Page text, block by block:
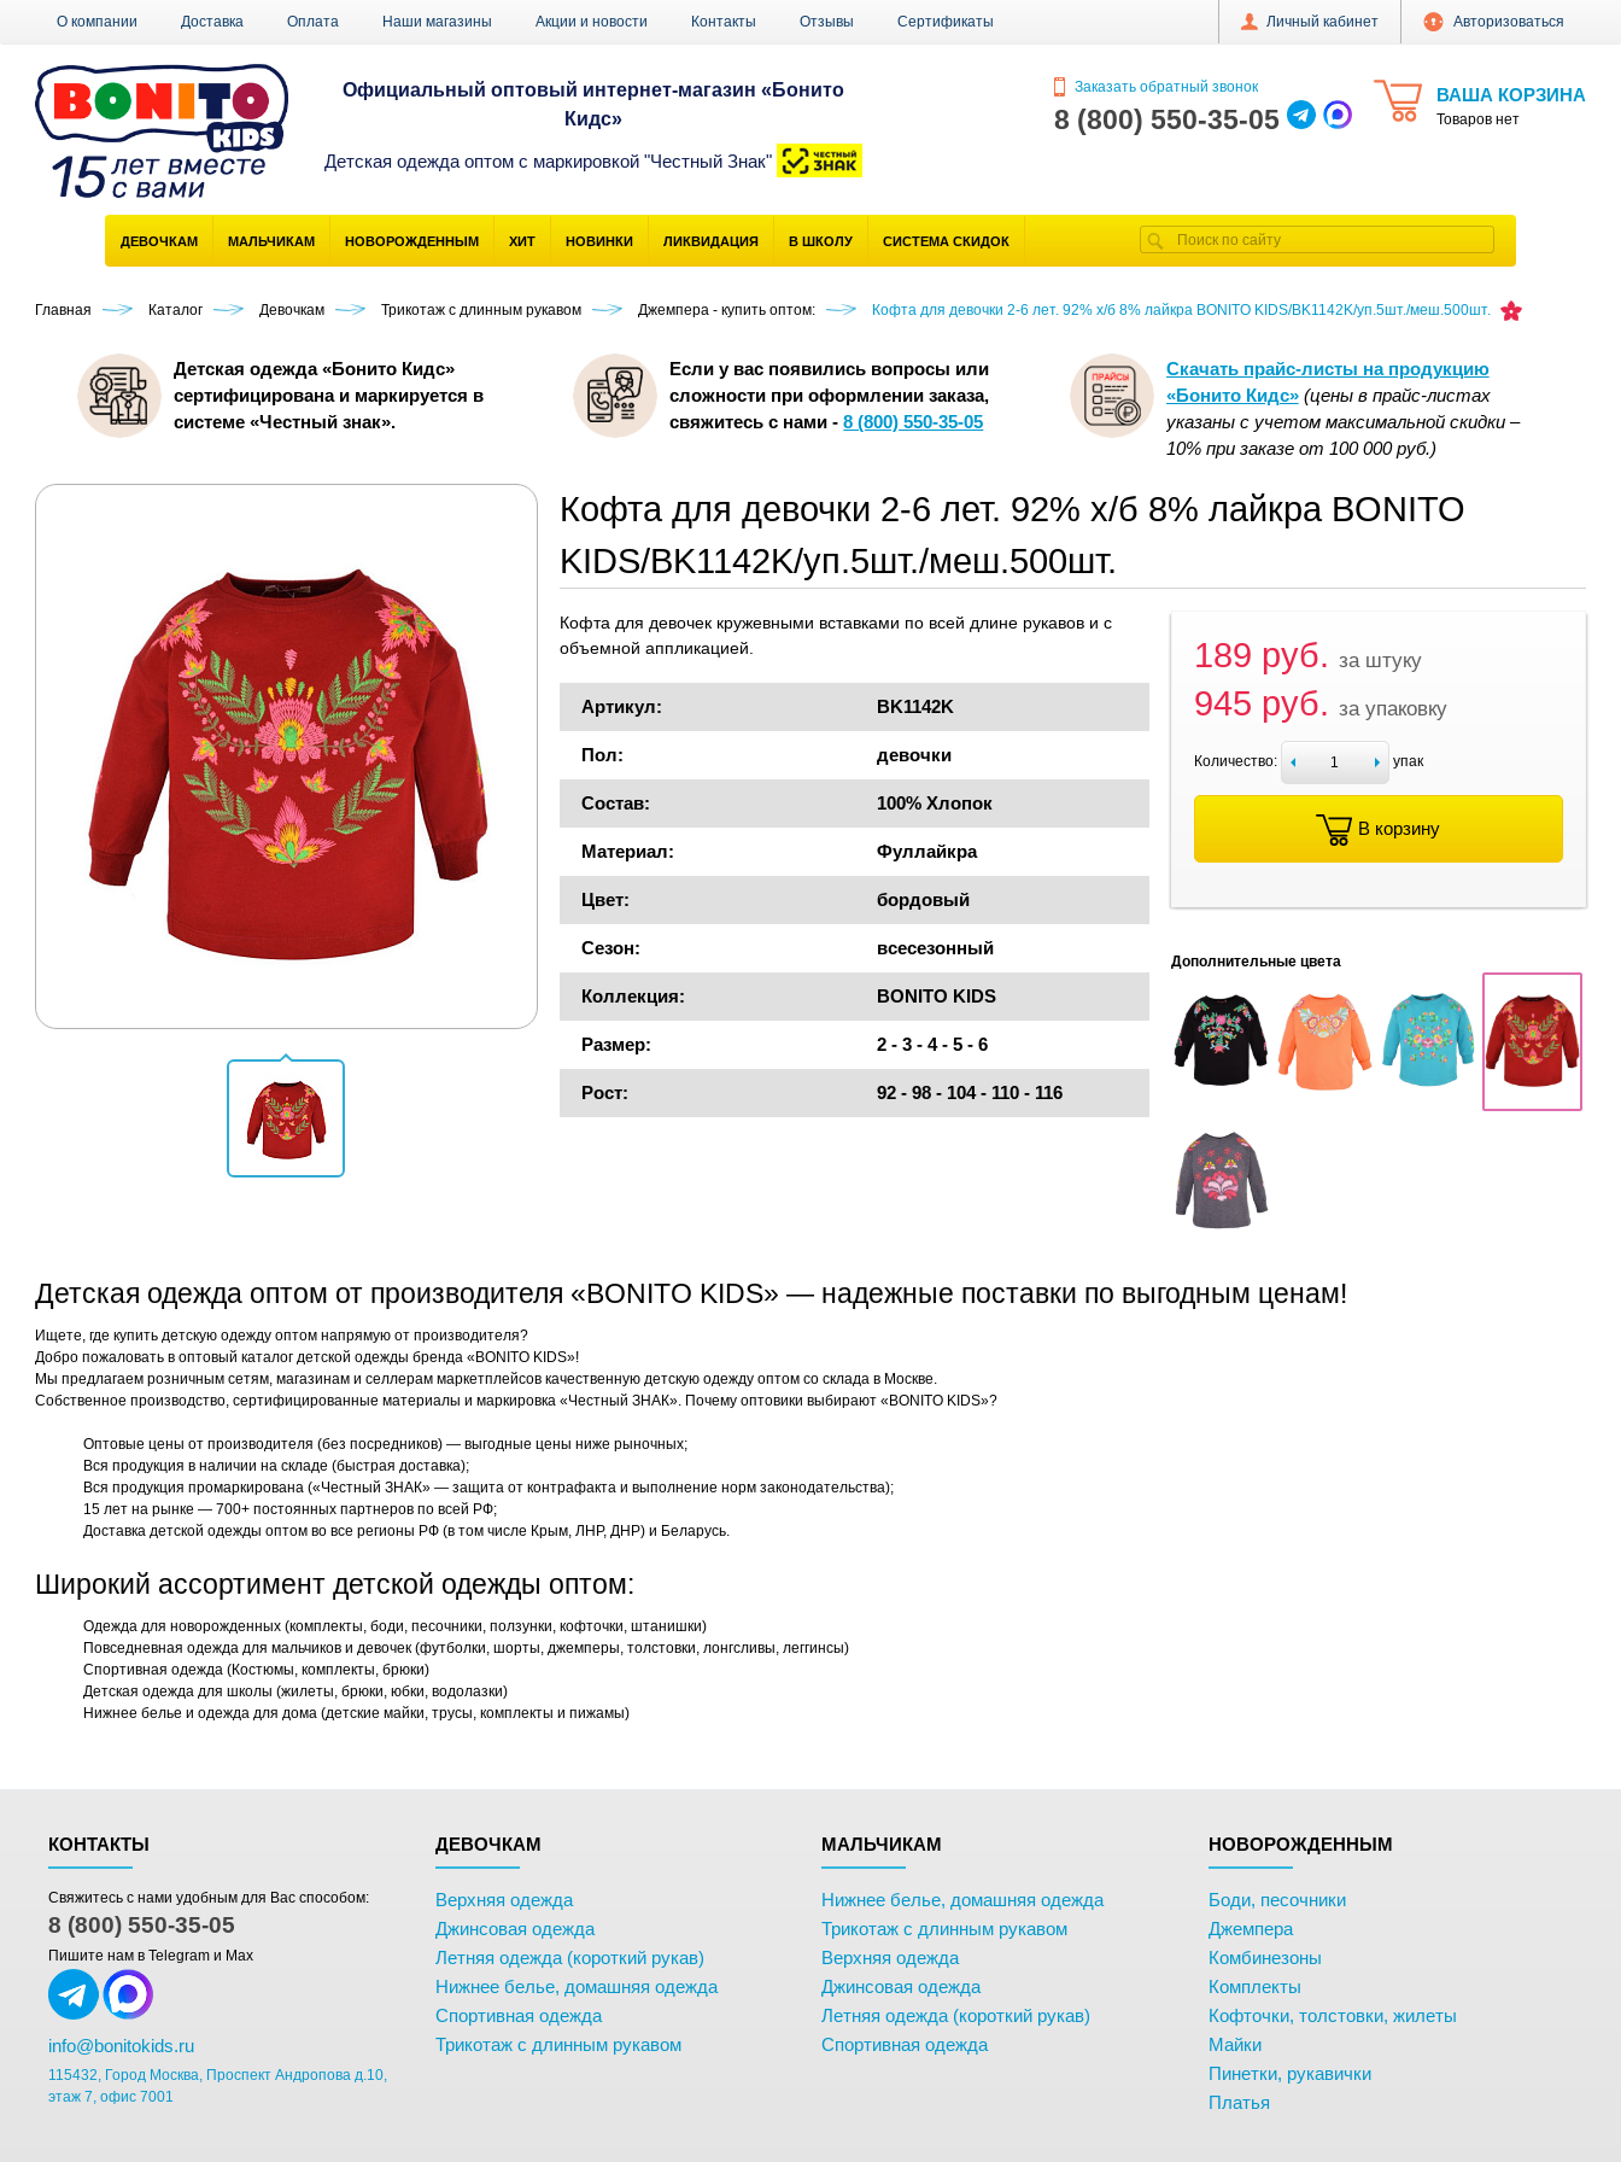
Личный кабинет Авторизоваться
О компании Доставка Оплата Наши магазины Акции и новости Контакты Отзывы Сертификаты
ВАША КОРЗИНА
Товаров нет
Заказать обратный звонок
8 (800) 550-35-05
Официальный оптовый интернет-магазин «Бонито
Кидс»
Детская одежда оптом с маркировкой "Честный Знак"
ДЕВОЧКАМ МАЛЬЧИКАМ НОВОРОЖДЕННЫМ ХИТ НОВИНКИ ЛИКВИДАЦИЯ В ШКОЛУ СИСТЕМА СКИДОК
Главная Каталог Девочкам Трикотаж с длинным рукавом Джемпера - купить оптом: Кофта для девочки 2-6 лет. 92% х/б 8% лайкра BONITO KIDS/BK1142K/уп.5шт./меш.500шт.
Детская одежда «Бонито Кидс»
сертифицирована и маркируется в
системе «Честный знак».
Если у вас появились вопросы или
сложности при оформлении заказа,
свяжитесь с нами -8 (800) 550-35-05
Скачать прайс-листы на продукцию
«Бонито Кидс» (цены в прайс-листах
указаны с учетом максимальной скидки –
10% при заказе от 100 000 руб.)
Кофта для девочки 2-6 лет. 92% х/б 8% лайкра BONITO
KIDS/BK1142K/уп.5шт./меш.500шт.
Кофта для девочек кружевными вставками по всей длине рукавов и с
объемной аппликацией.
Артикул: BK1142K
Пол: девочки
Состав: 100% Хлопок
Материал: Фуллайкра
Цвет: бордовый
Сезон: всесезонный
Коллекция: BONITO KIDS
Размер: 2 - 3 - 4 - 5 - 6
Рост: 92 - 98 - 104 - 110 - 116
189 руб. за штуку
945 руб. за упаковку
Количество: упак
В корзину
Дополнительные цвета
Детская одежда оптом от производителя «BONITO KIDS» — надежные поставки по выгодным ценам!
Ищете, где купить детскую одежду оптом напрямую от производителя?
Добро пожаловать в оптовый каталог детской одежды бренда «BONITO KIDS»!
Мы предлагаем розничным сетям, магазинам и селлерам маркетплейсов качественную детскую одежду оптом со склада в Москве.
Собственное производство, сертифицированные материалы и маркировка «Честный ЗНАК». Почему оптовики выбирают «BONITO KIDS»?
Оптовые цены от производителя (без посредников) — выгодные цены ниже рыночных;
Вся продукция в наличии на складе (быстрая доставка);
Вся продукция промаркирована («Честный ЗНАК» — защита от контрафакта и выполнение норм законодательства);
15 лет на рынке — 700+ постоянных партнеров по всей РФ;
Доставка детской одежды оптом во все регионы РФ (в том числе Крым, ЛНР, ДНР) и Беларусь.
Широкий ассортимент детской одежды оптом:
Одежда для новорожденных (комплекты, боди, песочники, ползунки, кофточки, штанишки)
Повседневная одежда для мальчиков и девочек (футболки, шорты, джемперы, толстовки, лонгсливы, леггинсы)
Спортивная одежда (Костюмы, комплекты, брюки)
Детская одежда для школы (жилеты, брюки, юбки, водолазки)
Нижнее белье и одежда для дома (детские майки, трусы, комплекты и пижамы)
КОНТАКТЫ
Свяжитесь с нами удобным для Вас способом:
8 (800) 550-35-05
Пишите нам в Telegram и Max
info@bonitokids.ru
115432, Город Москва, Проспект Андропова д.10,
этаж 7, офис 7001
ДЕВОЧКАМ
Верхняя одежда
Джинсовая одежда
Летняя одежда (короткий рукав)
Нижнее белье, домашняя одежда
Спортивная одежда
Трикотаж с длинным рукавом
МАЛЬЧИКАМ
Нижнее белье, домашняя одежда
Трикотаж с длинным рукавом
Верхняя одежда
Джинсовая одежда
Летняя одежда (короткий рукав)
Спортивная одежда
НОВОРОЖДЕННЫМ
Боди, песочники
Джемпера
Комбинезоны
Комплекты
Кофточки, толстовки, жилеты
Майки
Пинетки, рукавички
Платья